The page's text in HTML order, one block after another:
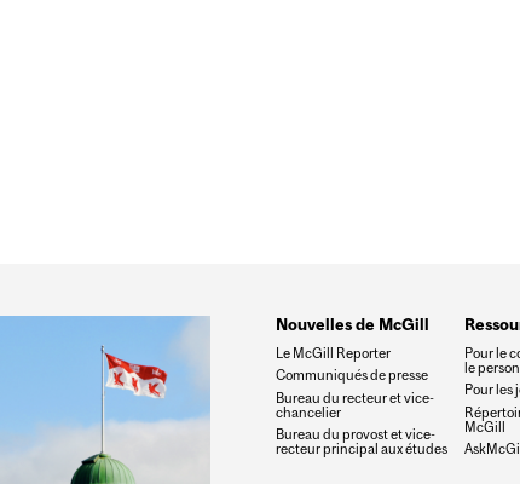
Nouvelles de McGill
Le McGill Reporter
Communiqués de presse
Bureau du recteur et vice-
chancelier
Bureau du provost et vice-
recteur principal aux études
Pour le
le
Pour les
McGill